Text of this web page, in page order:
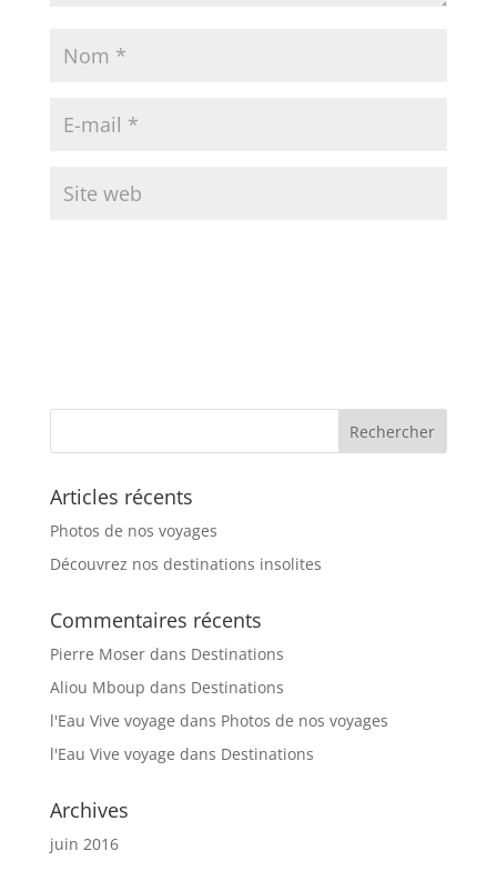
Articles récents
Photos de nos voyages
Découvrez nos destinations insolites
Commentaires récents
Pierre Moserdans Destinations
Aliou Mboup dans Destinations
l'Eau Vive voyage dans Photos de nos voyages
l'Eau Vive voyage dans Destinations
Archives
juin 2016